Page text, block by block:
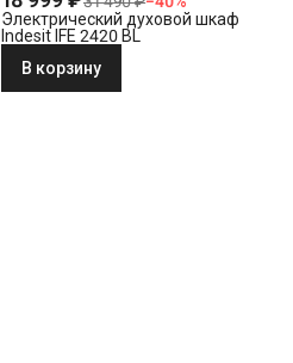
Электрический духовой шкаф
Indesit IFE 2420 BL
В корзину